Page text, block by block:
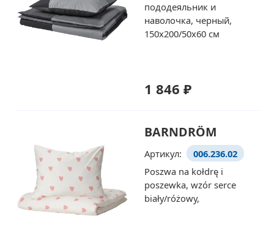
пододеяльник и
наволочка, черный,
150x200/50x60 см
1 846 ₽
BARNDRÖM
Артикул:
006.236.02
Poszwa na kołdrę i
poszewka, wzór serce
biały/różowy,